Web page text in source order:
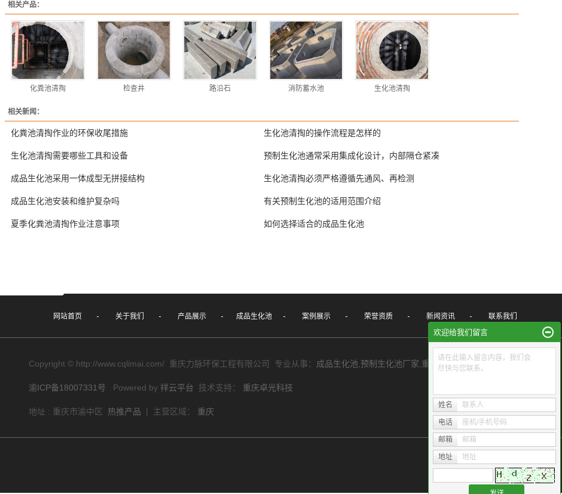
相关产品：
化粪池清掏 检查井 路沿石 消防蓄水池 生化池清掏
相关新闻：
化粪池清掏作业的环保收尾措施 生化池清掏的操作流程是怎样的
生化池清掏需要哪些工具和设备 预制生化池通常采用集成化设计，内部隔仓紧凑
成品生化池采用一体成型无拼接结构 生化池清掏必须严格遵循先通风、再检测
成品生化池安装和维护复杂吗 有关预制生化池的适用范围介绍
夏季化粪池清掏作业注意事项 如何选择适合的成品生化池
网站首页 关于我们 产品展示 成品生化池 案例展示 荣誉资质 新闻资讯 联系我们
Copyright © http://www.cqlimai.com/ 重庆力脉环保工程有限公司 专业从事： 成品生化池 预制生化池厂家 重庆生化池清掏 , 欢迎来电咨询!
渝ICP备18007331号 Powered by 祥云平台 技术支持： 重庆卓光科技
地址 : 重庆市渝中区 热推产品 | 主营区域： 重庆
欢迎给我们留言
请在此输入留言内容，我们会
尽快与您联系。
姓名 联系人
电话 座机/手机号码
邮箱 邮箱
地址 地址